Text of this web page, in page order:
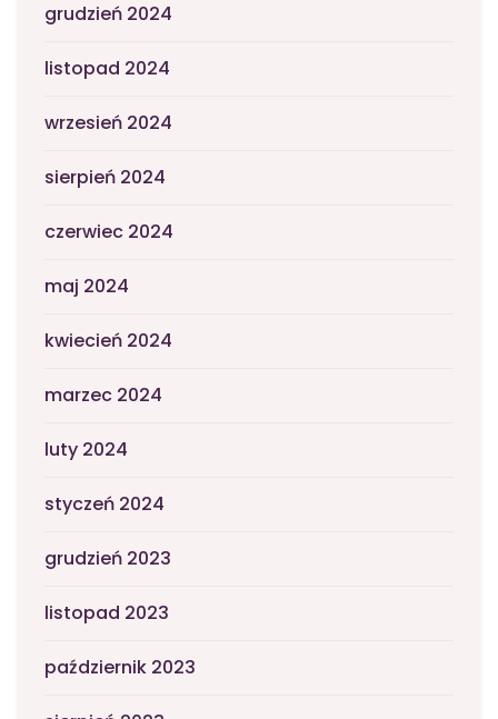
grudzień 2024
listopad 2024
wrzesień 2024
sierpień 2024
czerwiec 2024
maj 2024
kwiecień 2024
marzec 2024
luty 2024
styczeń 2024
grudzień 2023
listopad 2023
październik 2023